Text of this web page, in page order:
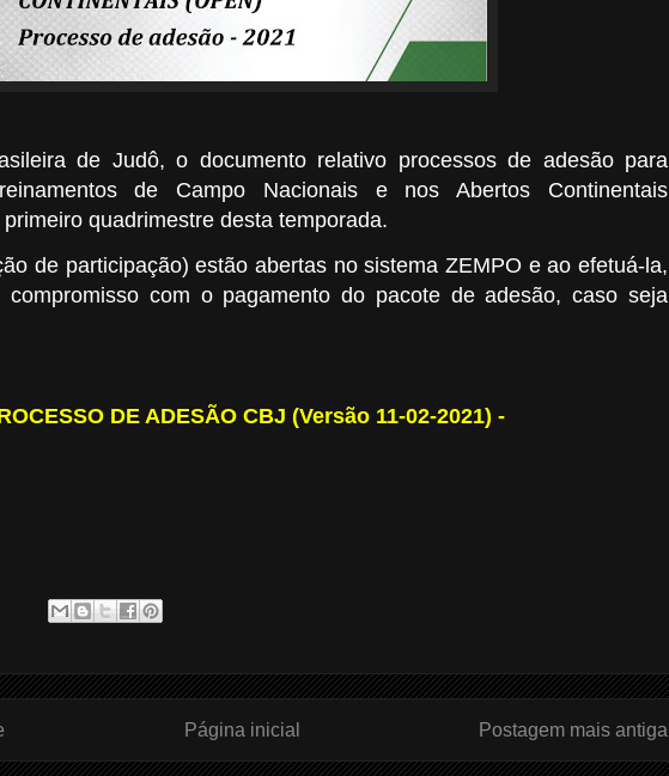
de Judô, o documento relativo processos de adesão para
de Campo Nacionais e nos Abertos Continentais
quadrimestre desta temporada.
de participação)estão abertas no sistema ZEMPO e aoefetuá-la,
com o pagamento do pacote de adesão, caso seja
DE ADESÃO CBJ (Versão 11-02-2021) -
Postagem mais antiga
Página inicial